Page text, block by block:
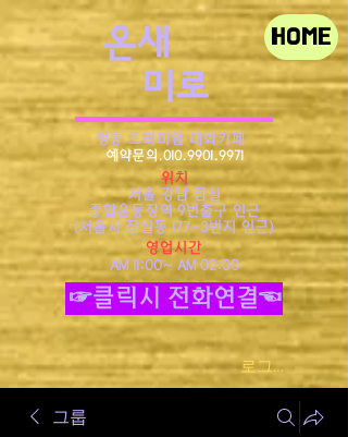
​온새
미로
HOME
정통 프리미엄 대화카페
예약문의.010.9901.9971
위치
서울 강남 잠실
종합운동장역 9번출구 인근
​(서울시 잠실동 177-3번지 인근)
영업시간
AM 11:00~ AM 02:00
☞클릭시 전화연결☜
로그인
그룹